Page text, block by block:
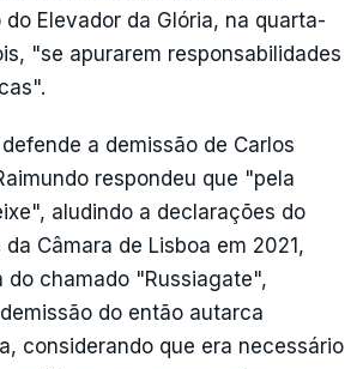
Elevador da Glória, na quarta-
"se apurarem responsabilidades
a demissão de Carlos
respondeu que "pela
aludindo a declarações do
Câmara de Lisboa em 2021,
do chamado "Russiagate",
do então autarca
considerando que era necessário